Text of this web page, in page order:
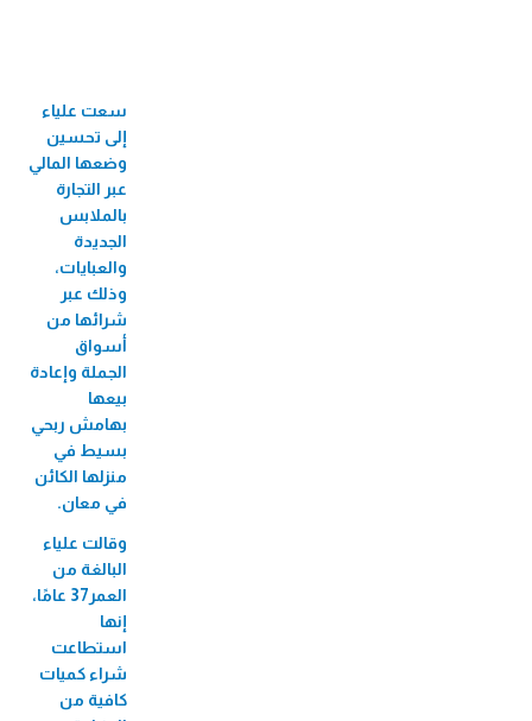
82 منحة جامعية
3,424 مستفيد/
270,930 مستفيد/ة من التأمين
سعت علياء
إلى تحسين
وضعها المالي
عبر التجارة
بالملابس
الجديدة
والعبايات،
وذلك عبر
شرائها من
أسواق
الجملة وإعادة
بيعها
بهامش ربحي
بسيط في
منزلها الكائن
في معان.
وقالت علياء
البالغة من
العمر37 عامًا،
إنها
استطاعت
شراء كميات
كافية من